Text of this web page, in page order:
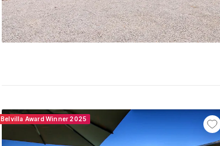
Belvilla Award Winner 2025